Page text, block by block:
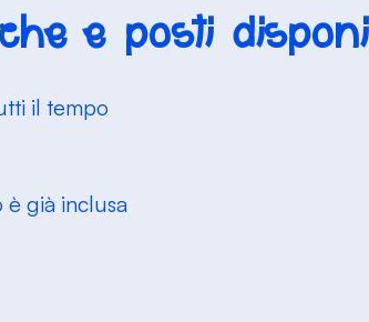
e posti
il tempo
è già inclusa